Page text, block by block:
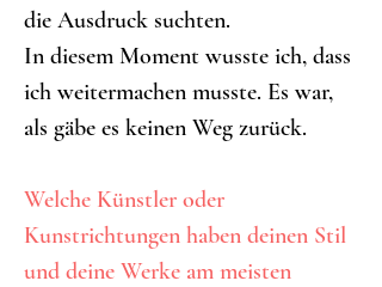
die Ausdruck suchten.
In diesem Moment wusste ich, dass
ich weitermachen musste. Es war,
als gäbe es keinen Weg zurück.
Welche Künstler oder
Kunstrichtungen haben deinen Stil
und deine Werke am meisten